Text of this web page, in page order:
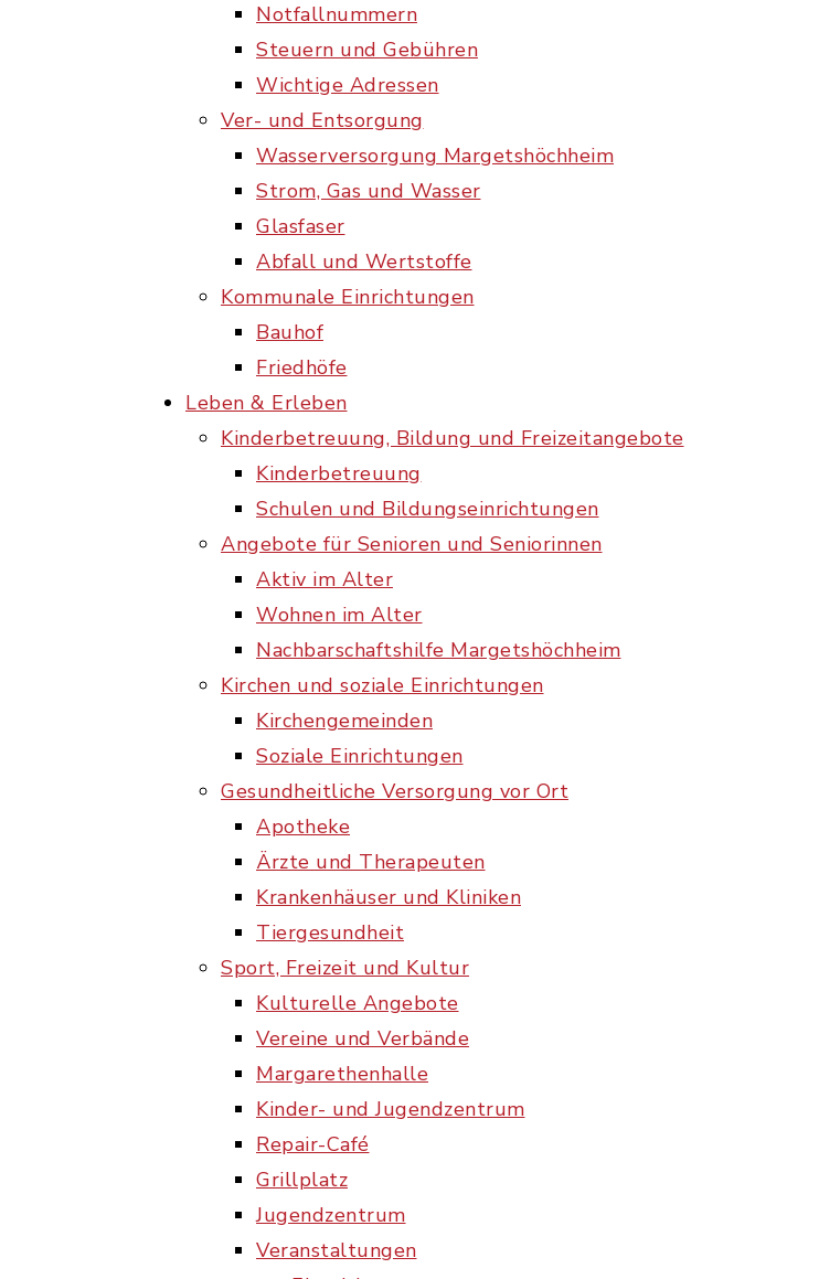
Notfallnummern
Steuern und Gebühren
Wichtige Adressen
Ver- und Entsorgung
Wasserversorgung Margetshöchheim
Strom, Gas und Wasser
Glasfaser
Abfall und Wertstoffe
Kommunale Einrichtungen
Bauhof
Friedhöfe
Leben & Erleben
Kinderbetreuung, Bildung und Freizeitangebote
Kinderbetreuung
Schulen und Bildungseinrichtungen
Angebote für Senioren und Seniorinnen
Aktiv im Alter
Wohnen im Alter
Nachbarschaftshilfe Margetshöchheim
Kirchen und soziale Einrichtungen
Kirchengemeinden
Soziale Einrichtungen
Gesundheitliche Versorgung vor Ort
Apotheke
Ärzte und Therapeuten
Krankenhäuser und Kliniken
Tiergesundheit
Sport, Freizeit und Kultur
Kulturelle Angebote
Vereine und Verbände
Margarethenhalle
Kinder- und Jugendzentrum
Repair-Café
Grillplatz
Jugendzentrum
Veranstaltungen